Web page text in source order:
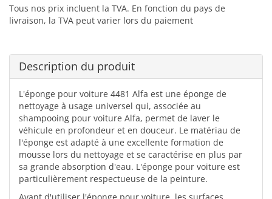
Tous nos prix incluent la TVA. En fonction du pays de
livraison, la TVA peut varier lors du paiement
Description du produit
L'éponge pour voiture 4481 Alfa est une éponge de
nettoyage à usage universel qui, associée au
shampooing pour voiture Alfa, permet de laver le
véhicule en profondeur et en douceur. Le matériau de
l'éponge est adapté à une excellente formation de
mousse lors du nettoyage et se caractérise en plus par
sa grande absorption d'eau. L'éponge pour voiture est
particulièrement respectueuse de la peinture.
Avant d'utiliser l'éponge pour voiture, les surfaces